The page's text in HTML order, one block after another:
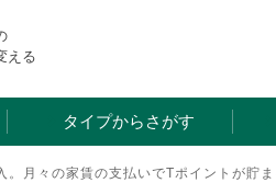
の
える
タイプからさがす
月々の家賃の支払いでTポイントが貯ま